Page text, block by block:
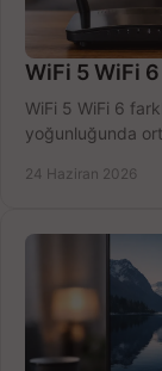
WiFi 5 WiFi
WiFi 5 WiFi 6
yoğunluğunda
24 Haziran 2026